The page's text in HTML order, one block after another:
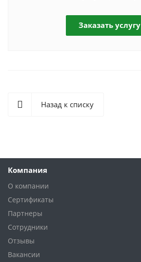
Заказать услугу
Назад к списку
Компания
О компании
Сертификаты
Партнеры
Сотрудники
Отзывы
Вакансии